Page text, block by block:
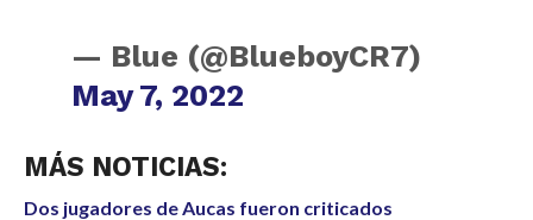
— Blue (@BlueboyCR7)
May 7, 2022
MÁS NOTICIAS:
Dos jugadores de Aucas fueron criticados